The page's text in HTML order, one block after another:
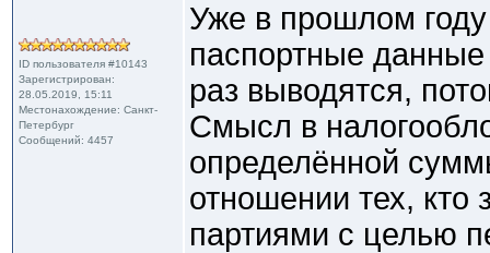
ID пользователя #10143
Зарегистрирован:
28.05.2019, 15:11
Местонахождение: Санкт-
Петербург
Сообщений: 4457
Уже в прошлом
паспортные
раз выводятся,
Смысл в
определённой
отношении тех, кто
партиями с целью